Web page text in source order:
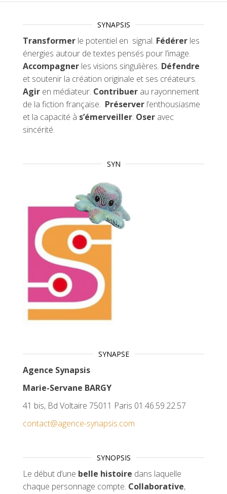
SYNAPSIS
Transformer le potentiel en signal. Fédérer les
énergies autour de textes pensés pour l’image.
Accompagner les visions singulières. Défendre
et soutenir la création originale et ses créateurs.
Agir en médiateur. Contribuer au rayonnement
de la fiction française. Préserver l’enthousiasme
et la capacité à s’émerveiller. Oser avec
sincérité.
SYN
SYNAPSE
Agence Synapsis
Marie-Servane BARGY
41 bis, Bd Voltaire 75011 Paris 01.46.59.22.57
contact@agence-synapsis.com
SYNOPSIS
Le début d’une belle histoire dans laquelle
chaque personnage compte. Collaborative,